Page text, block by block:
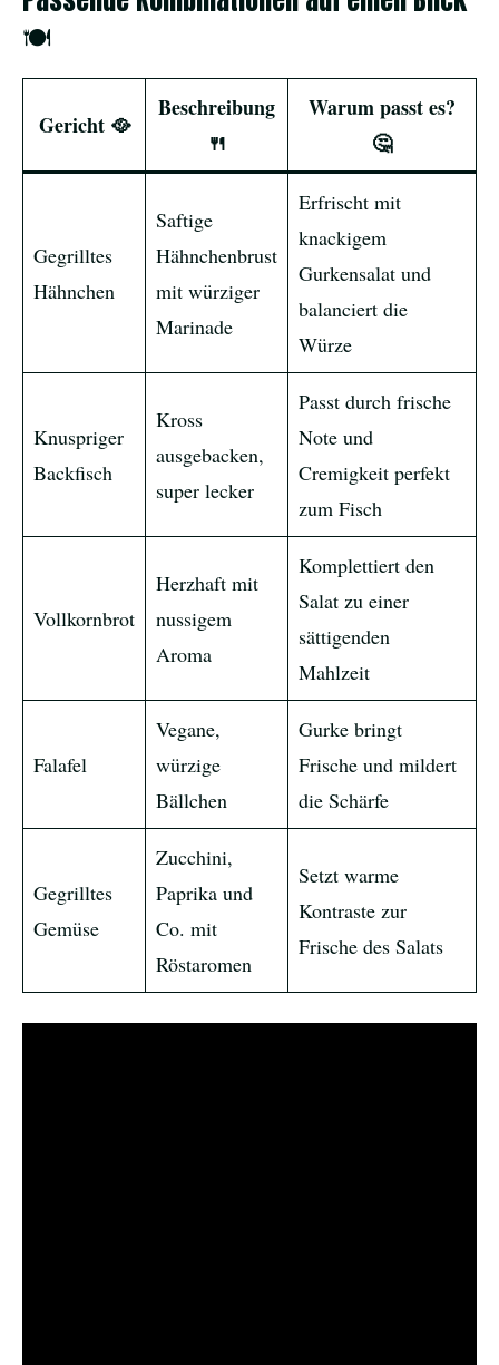
🍽️
Gericht 🥘
Beschreibung
🍴
Warum passt es?
🤔
Gegrilltes
Hähnchen
Saftige
Hähnchenbrust
mit würziger
Marinade
Erfrischt mit
knackigem
Gurkensalat und
balanciert die
Würze
Knuspriger
Backfisch
Kross
ausgebacken,
super lecker
Passt durch frische
Note und
Cremigkeit perfekt
zum Fisch
Vollkornbrot
Herzhaft mit
nussigem
Aroma
Komplettiert den
Salat zu einer
sättigenden
Mahlzeit
Falafel
Vegane,
würzige
Bällchen
Gurke bringt
Frische und mildert
die Schärfe
Gegrilltes
Gemüse
Zucchini,
Paprika und
Co. mit
Röstaromen
Setzt warme
Kontraste zur
Frische des Salats